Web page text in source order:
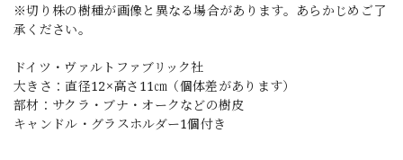
※切り株の樹種が画像と異なる場合があります。あらかじめご了
承ください。
ドイツ・ヴァルトファブリック社
大きさ：直径12×高さ11㎝（個体差があります）
部材：サクラ・ブナ・オークなどの樹皮
キャンドル・グラスホルダー1個付き